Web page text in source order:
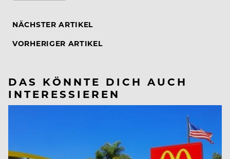
NÄCHSTER ARTIKEL
VORHERIGER ARTIKEL
DAS KÖNNTE DICH AUCH
INTERESSIEREN